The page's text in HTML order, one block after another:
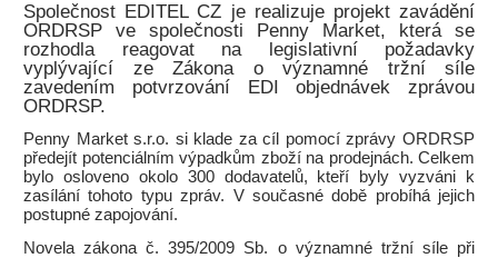
Společnost EDITEL CZ je realizuje projekt zavádění
ORDRSP ve společnosti Penny Market, která se
rozhodla reagovat na legislativní požadavky
vyplývající ze Zákona o významné tržní síle
zavedením potvrzování EDI objednávek zprávou
ORDRSP.
Penny Market s.r.o. si klade za cíl pomocí zprávy ORDRSP
předejít potenciálním výpadkům zboží na prodejnách. Celkem
bylo osloveno okolo 300 dodavatelů, kteří byly vyzváni k
zasílání tohoto typu zpráv. V současné době probíhá jejich
postupné zapojování.
Novela zákona č. 395/2009 Sb. o významné tržní síle při